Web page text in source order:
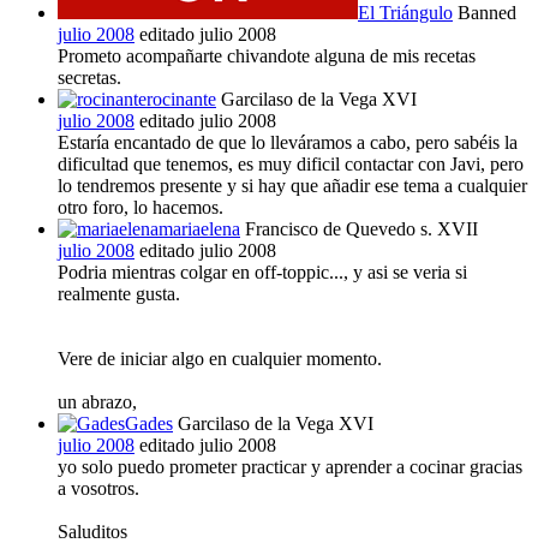
El Triángulo Banned
julio 2008 editado julio 2008
Prometo acompañarte chivandote alguna de mis recetas
secretas.
rocinante Garcilaso de la Vega XVI
julio 2008 editado julio 2008
Estaría encantado de que lo lleváramos a cabo, pero sabéis la
dificultad que tenemos, es muy dificil contactar con Javi, pero
lo tendremos presente y si hay que añadir ese tema a cualquier
otro foro, lo hacemos.
mariaelena Francisco de Quevedo s. XVII
julio 2008 editado julio 2008
Podria mientras colgar en off-toppic..., y asi se veria si
realmente gusta.
Vere de iniciar algo en cualquier momento.
un abrazo,
Gades Garcilaso de la Vega XVI
julio 2008 editado julio 2008
yo solo puedo prometer practicar y aprender a cocinar gracias
a vosotros.
Saluditos